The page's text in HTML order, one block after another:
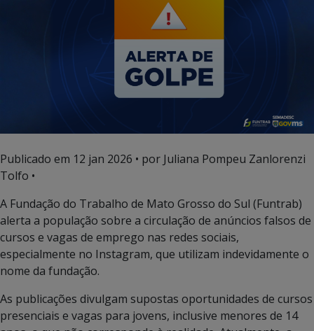
Publicado em 12 jan 2026 • por Juliana Pompeu Zanlorenzi
Tolfo •
A Fundação do Trabalho de Mato Grosso do Sul (Funtrab)
alerta a população sobre a circulação de anúncios falsos de
cursos e vagas de emprego nas redes sociais,
especialmente no Instagram, que utilizam indevidamente o
nome da fundação.
As publicações divulgam supostas oportunidades de cursos
presenciais e vagas para jovens, inclusive menores de 14